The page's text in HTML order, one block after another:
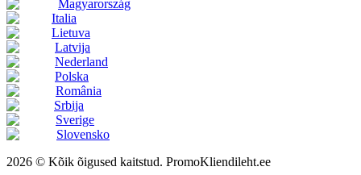
Magyarország
Italia
Lietuva
Latvija
Nederland
Polska
România
Srbija
Sverige
Slovensko
2026 © Kõik õigused kaitstud. PromoKliendileht.ee